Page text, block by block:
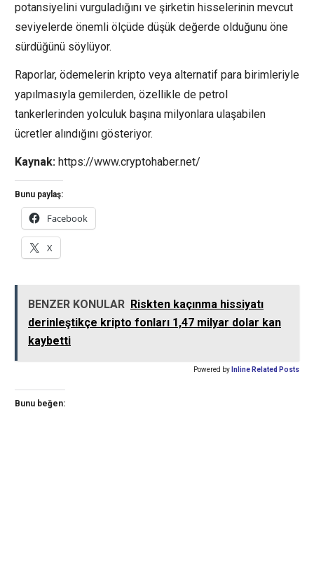
potansiyelini vurguladığını ve şirketin hisselerinin mevcut
seviyelerde önemli ölçüde düşük değerde olduğunu öne
sürdüğünü söylüyor.
Raporlar, ödemelerin kripto veya alternatif para birimleriyle
yapılmasıyla gemilerden, özellikle de petrol
tankerlerinden yolculuk başına milyonlara ulaşabilen
ücretler alındığını gösteriyor.
Kaynak: https://www.cryptohaber.net/
Bunu paylaş:
Facebook
X
BENZER KONULAR Riskten kaçınma hissiyatı
derinleştikçe kripto fonları 1,47 milyar dolar kan
kaybetti
Powered by Inline Related Posts
Bunu beğen: